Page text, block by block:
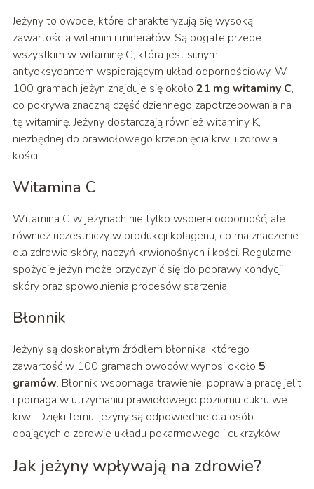
Jeżyny to owoce, które charakteryzują się wysoką
zawartością witamin i minerałów. Są bogate przede
wszystkim w witaminę C, która jest silnym
antyoksydantem wspierającym układ odpornościowy. W
100 gramach jeżyn znajduje się około 21 mg witaminy C,
co pokrywa znaczną część dziennego zapotrzebowania na
tę witaminę. Jeżyny dostarczają również witaminy K,
niezbędnej do prawidłowego krzepnięcia krwi i zdrowia
kości.
Witamina C
Witamina C w jeżynach nie tylko wspiera odporność, ale
również uczestniczy w produkcji kolagenu, co ma znaczenie
dla zdrowia skóry, naczyń krwionośnych i kości. Regularne
spożycie jeżyn może przyczynić się do poprawy kondycji
skóry oraz spowolnienia procesów starzenia.
Błonnik
Jeżyny są doskonałym źródłem błonnika, którego
zawartość w 100 gramach owoców wynosi około 5
gramów. Błonnik wspomaga trawienie, poprawia pracę jelit
i pomaga w utrzymaniu prawidłowego poziomu cukru we
krwi. Dzięki temu, jeżyny są odpowiednie dla osób
dbających o zdrowie układu pokarmowego i cukrzyków.
Jak jeżyny wpływają na zdrowie?